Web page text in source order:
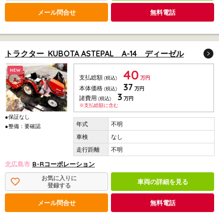
メール問合せ 無料電話
トラクター KUBOTA ASTEPAL A-14 ディーゼル
NEW
●保証なし
●整備：要確認
支払総額 (税込) 40 万円
本体価格 (税込) 37 万円
諸費用 (税込) 3 万円
※支払総額に含む
不明
なし
不明
北広島市 B-Rコーポレーション
お気に入りに
登録する
車両の詳細を見る
メール問合せ 無料電話